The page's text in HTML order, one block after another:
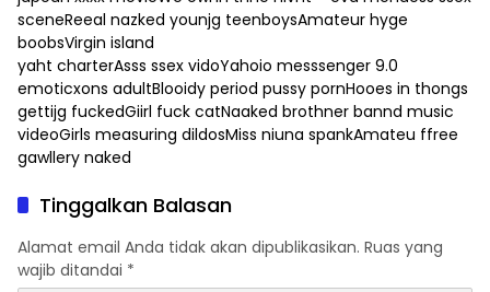
sceneReeal nazked younjg teenboysAmateur hyge
boobsVirgin island
yaht charterAsss ssex vidoYahoio messsenger 9.0
emoticxons adultBlooidy period pussy pornHooes in thongs
gettijg fuckedGiirl fuck catNaaked brothner bannd music
videoGirls measuring dildosMiss niuna spankAmateu ffree
gawllery naked
Tinggalkan Balasan
Alamat email Anda tidak akan dipublikasikan. Ruas yang
wajib ditandai *